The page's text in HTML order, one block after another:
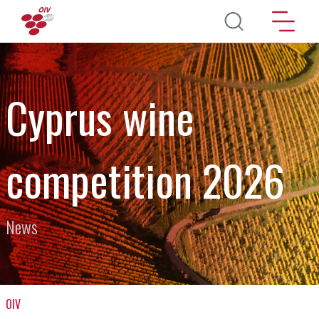
Перейти к основному содержанию
Cyprus wine
competition 2026
News
OIV